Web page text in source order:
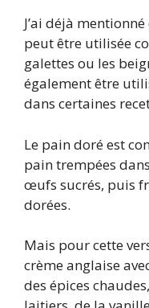
J’ai déjà
peut être utilisée
galettes ou les
également être
dans certaines
Le pain doré est
pain trempées
œufs sucrés, puis
dorées.
Mais pour cette
crème anglaise
des épices